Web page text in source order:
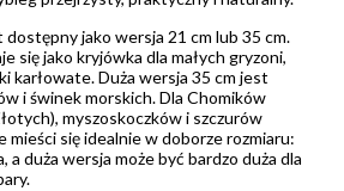
jako wersja 21 cm lub 35 cm.
się jako kryjówka dla małych gryzoni,
karłowate. Duża wersja 35 cm jest
i świnek morskich. Dla Chomików
myszoskoczków i szczurów
się idealnie w doborze rozmiaru:
a duża wersja może być bardzo duża dla